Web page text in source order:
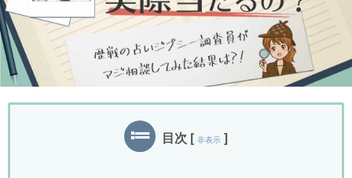
目次 [ 非表示 ]